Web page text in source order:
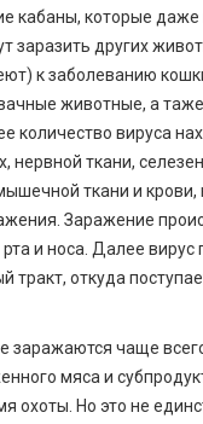
кабаны, которые даже
заразить других
к заболеванию
животные, а
количество вируса
нервной ткани,
ткани и крови,
Заражение
и носа. Далее вирус
тракт, откуда
чаще
мяса и
охоты. Но это не